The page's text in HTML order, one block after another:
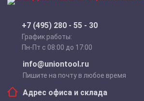
+7 (495) 280 - 55 - 30
График работы:
Пн-Пт с 08:00 до 17:00
info@uniontool.ru
Пишите на почту в любое время
Адрес офиса и склада